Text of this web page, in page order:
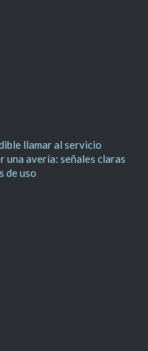
llamar al servicio
una avería: señales claras
de uso